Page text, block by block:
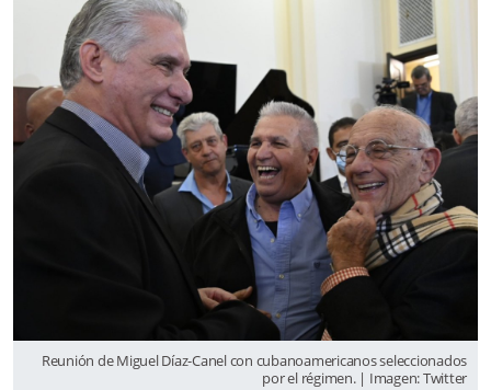
Reunión de Miguel Díaz-Canel con cubanoamericanos seleccionados
por el régimen. | Imagen: Twitter